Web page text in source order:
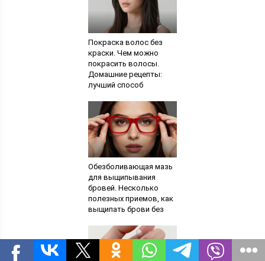
Покраска волос без
краски. Чем можно
покрасить волосы.
Домашние рецепты:
лучший способ
без вреда для волос
Обезболивающая мазь
для выщипывания
бровей. Несколько
полезных приемов, как
выщипать брови без
удаление волосков